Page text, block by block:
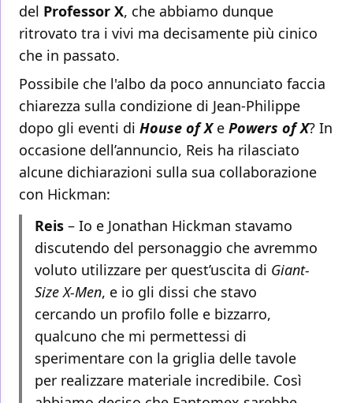
del Professor X, che abbiamo dunque
ritrovato tra i vivi ma decisamente più cinico
che in passato.
Possibile che l'albo da poco annunciato faccia
chiarezza sulla condizione di Jean-Philippe
dopo gli eventi di House of Xe Powers of X? In
occasione dell’annuncio, Reis ha rilasciato
alcune dichiarazioni sulla sua collaborazione
con Hickman:
Reis – Io e Jonathan Hickman stavamo
discutendo del personaggio che avremmo
voluto utilizzare per quest’uscita di Giant-
Size X-Men, e io gli dissi che stavo
cercando un profilo folle e bizzarro,
qualcuno che mi permettessi di
sperimentare con la griglia delle tavole
per realizzare materiale incredibile. Così